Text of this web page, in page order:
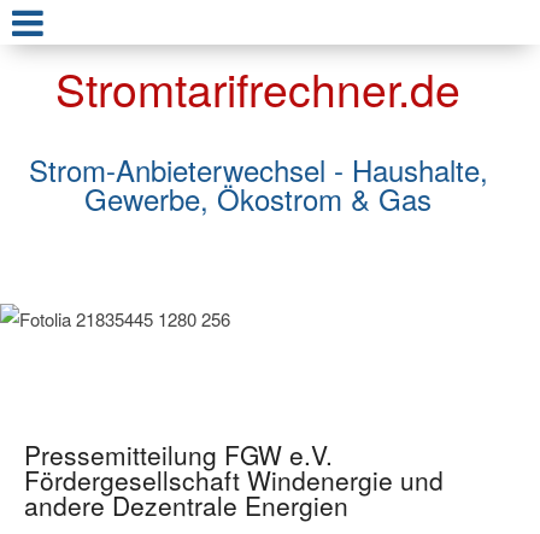
Stromtarifrechner.de
Strom-Anbieterwechsel - Haushalte,
Gewerbe, Ökostrom & Gas
Pressemitteilung FGW e.V.
Fördergesellschaft Windenergie und
andere Dezentrale Energien